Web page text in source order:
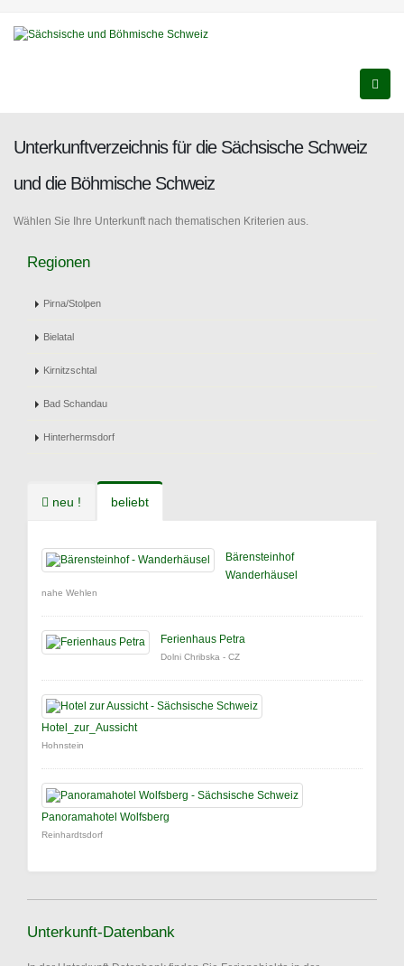
Unterkunftverzeichnis für die Sächsische Schweiz
und die Böhmische Schweiz
Wählen Sie Ihre Unterkunft nach thematischen Kriterien aus.
Regionen
Pirna/Stolpen
Bielatal
Kirnitzschtal
Bad Schandau
Hinterhermsdorf
neu ! beliebt
Bärensteinhof
Wanderhäusel
nahe Wehlen
Ferienhaus Petra
Dolni Chribska - CZ
Hotel_zur_Aussicht
Hohnstein
Panoramahotel Wolfsberg
Reinhardtsdorf
Unterkunft-Datenbank